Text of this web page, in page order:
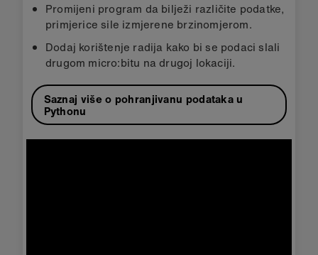
Promijeni program da bilježi različite podatke,
primjerice sile izmjerene brzinomjerom.
Dodaj korištenje radija kako bi se podaci slali
drugom micro:bitu na drugoj lokaciji.
Saznaj više o pohranjivanu podataka u
Pythonu